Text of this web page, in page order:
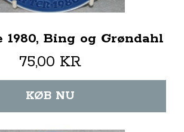
1980, Bing og Grøndahl
75,00 KR
KØB NU